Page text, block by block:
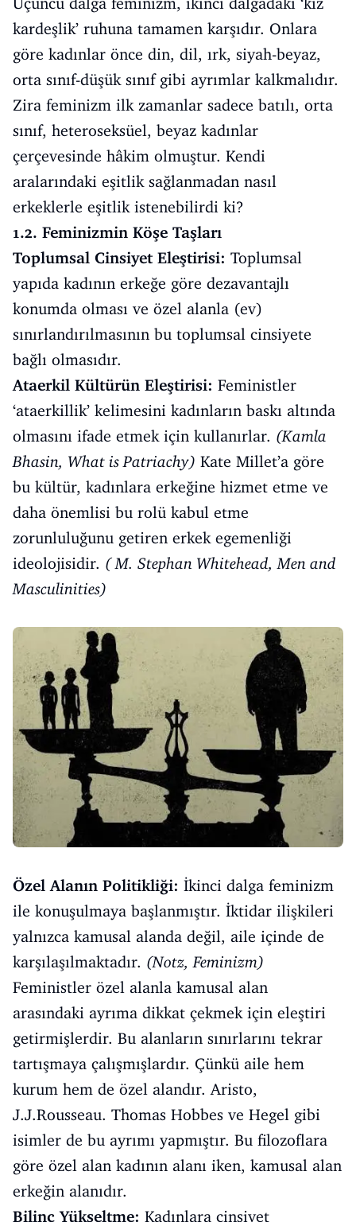
kardeşlik’ ruhuna tamamen karşıdır. Onlara
göre kadınlar önce din, dil, ırk, siyah-beyaz,
orta sınıf-düşük sınıf gibi ayrımlar kalkmalıdır.
Zira feminizm ilk zamanlar sadece batılı, orta
sınıf, heteroseksüel, beyaz kadınlar
çerçevesinde hâkim olmuştur. Kendi
aralarındaki eşitlik sağlanmadan nasıl
erkeklerle eşitlik istenebilirdi ki?
1.2. Feminizmin Köşe Taşları
Toplumsal Cinsiyet Eleştirisi: Toplumsal
yapıda kadının erkeğe göre dezavantajlı
konumda olması ve özel alanla (ev)
sınırlandırılmasının bu toplumsal cinsiyete
bağlı olmasıdır.
Ataerkil Kültürün Eleştirisi: Feministler
‘ataerkillik’ kelimesini kadınların baskı altında
olmasını ifade etmek için kullanırlar. (Kamla
Bhasin, What is Patriachy) Kate Millet’a göre
bu kültür, kadınlara erkeğine hizmet etme ve
daha önemlisi bu rolü kabul etme
zorunluluğunu getiren erkek egemenliği
ideolojisidir. ( M. Stephan Whitehead, Men and
Masculinities)
Özel Alanın Politikliği: İkinci dalga feminizm
ile konuşulmaya başlanmıştır. İktidar ilişkileri
yalnızca kamusal alanda değil, aile içinde de
karşılaşılmaktadır. (Notz, Feminizm)
Feministler özel alanla kamusal alan
arasındaki ayrıma dikkat çekmek için eleştiri
getirmişlerdir. Bu alanların sınırlarını tekrar
tartışmaya çalışmışlardır. Çünkü aile hem
kurum hem de özel alandır. Aristo,
J.J.Rousseau. Thomas Hobbes ve Hegel gibi
isimler de bu ayrımı yapmıştır. Bu filozoflara
göre özel alan kadının alanı iken, kamusal alan
erkeğin alanıdır.
Bilinç Yükseltme: Kadınlara cinsiyet